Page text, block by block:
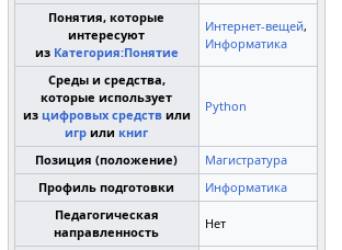
Понятия, которые
интересуют
из Категория:Понятие
Интернет-вещей,
Информатика
Среды и средства,
которые использует
из цифровых средствили
игр иликниг
Python
Позиция (положение)
Магистратура
Профиль подготовки
Информатика
Педагогическая
направленность
Нет